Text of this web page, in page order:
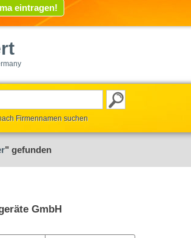
eintragen!
Firmennamen suchen
" gefunden
GmbH